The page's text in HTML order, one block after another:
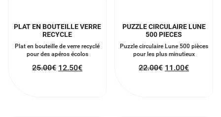
PLAT EN BOUTEILLE VERRE
RECYCLE
Plat en bouteille de verre recyclé
pour des apéros écolos
25.00€ 12.50€
PUZZLE CIRCULAIRE LUNE
500 PIECES
Puzzle circulaire Lune 500 pièces
pour les plus minutieux
22.00€ 11.00€